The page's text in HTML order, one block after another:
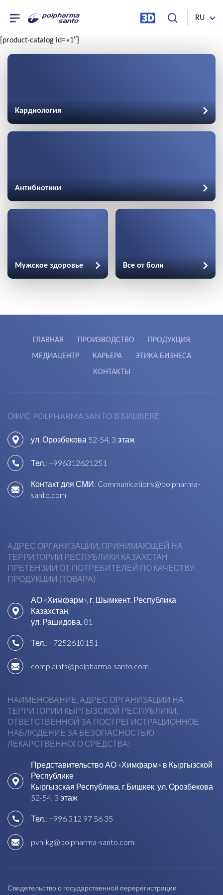
RU
[product-catalog id=»1″]
Кардиология
Антибиотики
Мужское здоровье Все от боли
ГЛАВНАЯ ПРОИЗВОДСТВО
ПРОДУКЦИЯ
МЕДИАЦЕНТР
КАРЬЕРА
ЭТИКА БИЗНЕСА
КОНТАКТЫ
ОФИС POLPHARMA SANTO В БИШКЕКЕ
ул. Орозбекова 52-54, 3 этаж
Тел.: +996312621251
Контакт для СМИ: Communications@polpharma-
santo.com
АДРЕС ОРГАНИЗАЦИИ, ПРИНИМАЮЩЕЙ НА
ТЕРРИТОРИИ РЕСПУБЛИКИ КАЗАХСТАН
ПРЕТЕНЗИИ ОТ ПОТРЕБИТЕЛЕЙ ПО КАЧЕСТВУ
ПРОДУКЦИИ (ТОВАРА)
АО «Химфарм», г. Шымкент, Республика
Казахстан,
ул. Рашидова, 81
Тел.: +7252610151
complaints@polpharma-santo.com
НАИМЕНОВАНИЕ, АДРЕС ОРГАНИЗАЦИИ НА
ТЕРРИТОРИИ КЫРГЫЗСКОЙ РЕСПУБЛИКИ,
ОТВЕТСТВЕННОЙ ЗА ПОСТРЕГИСТРАЦИОННОЕ
НАБЛЮДЕНИЕ ЗА БЕЗОПАСНОСТЬЮ
ЛЕКАРСТВЕННОГО СРЕДСТВА:
Представительство АО «Химфарм» в Кыргызской
Республике
Кыргызская Республика, г.Бишкек, ул. Орозбекова
52-54, 3 этаж
Тел.: +996 312 97 56 35
pvh-kg@polpharma-santo.com
Свидетельство о государственной перерегистрации